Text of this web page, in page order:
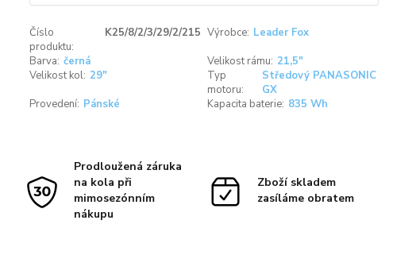
Číslo
produktu:
K25/8/2/3/29/2/215 Výrobce: Leader Fox
Barva: černá Velikost rámu: 21,5"
Velikost kol: 29"
Typ
motoru:
Středový PANASONIC
GX
Provedení: Pánské Kapacita baterie: 835 Wh
Prodloužená záruka
na kola při
mimosezónním
nákupu
Zboží skladem
zasíláme obratem